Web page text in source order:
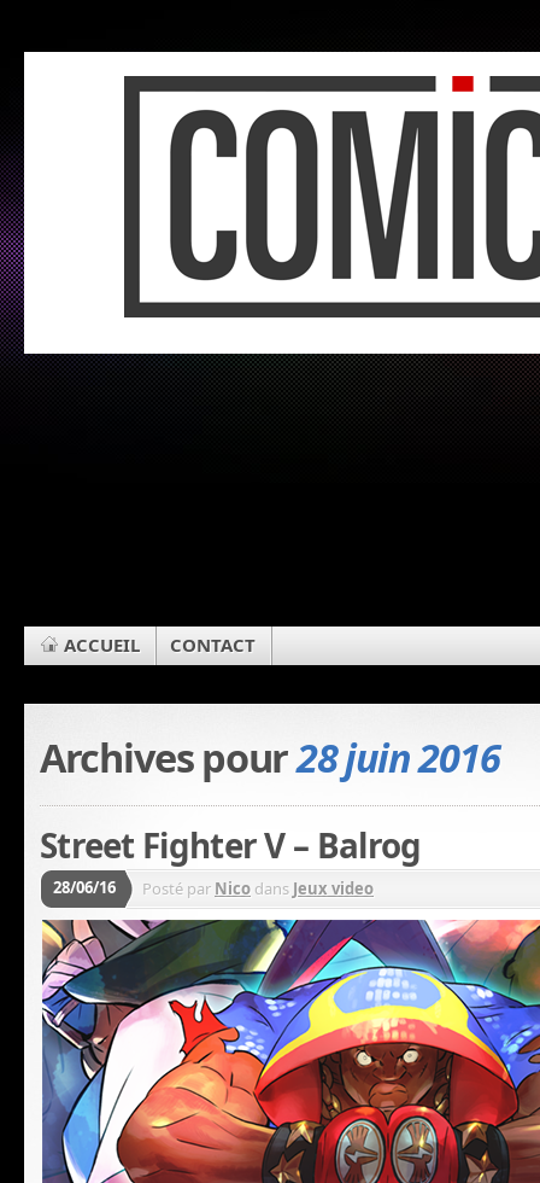
ACCUEIL CONTACT
Archives pour28 juin 2016
Street Fighter V – Balrog
28/06/16 Posté par Nico dans Jeux video